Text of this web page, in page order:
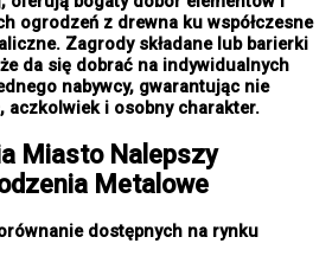
ogrodzeń z drewna ku współczesne
Zagrody składane lub barierki
da się dobrać na indywidualnych
nabywcy, gwarantując nie
aczkolwiek i osobny charakter.
MiastoNalepszy
Metalowe
dostępnych na rynku